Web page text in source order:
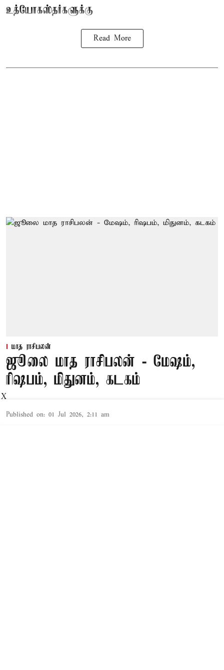
உத்யோகஸ்தர்களுக்கு
Read More
மாத ராசிபலன்
ஜூலை மாத ராசிபலன் - மேஷம்,
ரிஷபம், மிதுனம், கடகம்
Published on: 01 Jul 2026, 2:11 am
X